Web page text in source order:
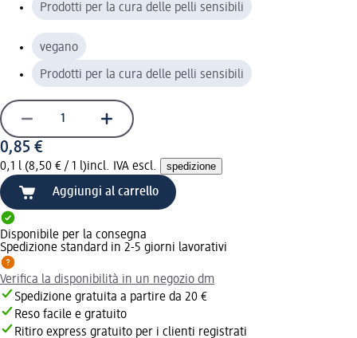
Prodotti per la cura delle pelli sensibili
vegano
Prodotti per la cura delle pelli sensibili
0,85 €
0,1 l (8,50 € / 1 l)incl. IVA escl. spedizione
Aggiungi al carrello
Disponibile per la consegna
Spedizione standard in 2-5 giorni lavorativi
Verifica la disponibilità in un negozio dm
Spedizione gratuita a partire da 20 €
Reso facile e gratuito
Ritiro express gratuito per i clienti registrati